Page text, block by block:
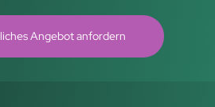
Angebot anfordern